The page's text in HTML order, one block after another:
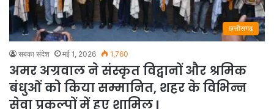
छत्तीसगढ़
सबका संदेश मई 1, 2026 1,760
अमर अग्रवाल ने संस्कृत विद्वानों और श्रमिक
बंधुओं को किया सम्मानित, शहर के विभिन्न
सेवा प्रकल्पों में हुए शामिल l